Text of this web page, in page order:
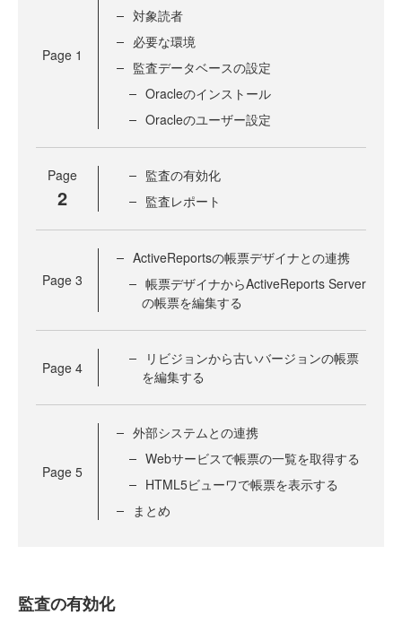
Page 1
対象読者
必要な環境
監査データベースの設定
Oracleのインストール
Oracleのユーザー設定
Page
2
監査の有効化
監査レポート
Page 3
ActiveReportsの帳票デザイナとの連携
帳票デザイナからActiveReports Server
の帳票を編集する
Page 4
リビジョンから古いバージョンの帳票
を編集する
Page 5
外部システムとの連携
Webサービスで帳票の一覧を取得する
HTML5ビューワで帳票を表示する
まとめ
監査の有効化